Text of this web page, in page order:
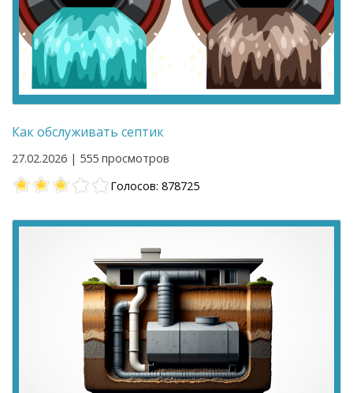
Как обслуживать септик
27.02.2026 | 555 просмотров
Голосов: 878725